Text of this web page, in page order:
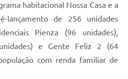
habitacional Nossa Casa e a
lançamento de 256 unidades
Pienza (96 unidades),
e Gente Feliz 2 (64
com renda familiar de